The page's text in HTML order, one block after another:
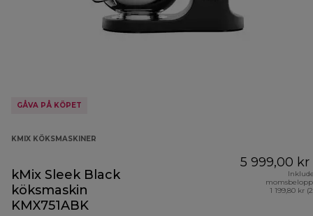
GÅVA PÅ KÖPET
KMIX KÖKSMASKINER
kMix Sleek Black
köksmaskin
KMX751ABK
5 999,00 kr
1 199,80 kr